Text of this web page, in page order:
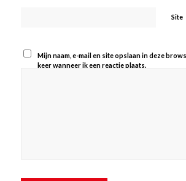
Site
Mijn naam, e-mail en site opslaan in deze
keer wanneer ik een reactie plaats.